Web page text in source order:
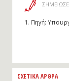
1. Πηγή:
ΣΧΕΤΙΚΑ ΑΡΘΡΑ